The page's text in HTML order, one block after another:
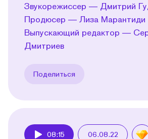
Звукорежиссер — Дмитрий
Продюсер — Лиза Марантиди
Выпускающий редактор —
Дмитриев
Поделиться
08:15 06.08.22